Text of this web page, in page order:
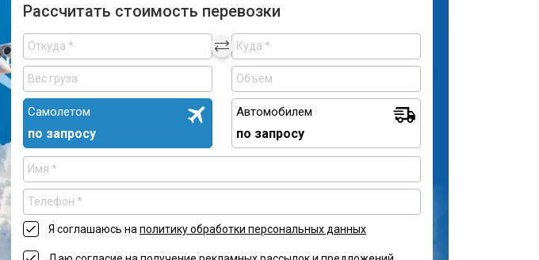
Рассчитать стоимость перевозки
Самолетом
по запросу
Автомобилем
по запросу
Я соглашаюсь на политику обработки персональных данных